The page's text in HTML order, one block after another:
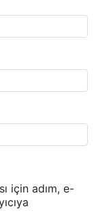
için adım, e-